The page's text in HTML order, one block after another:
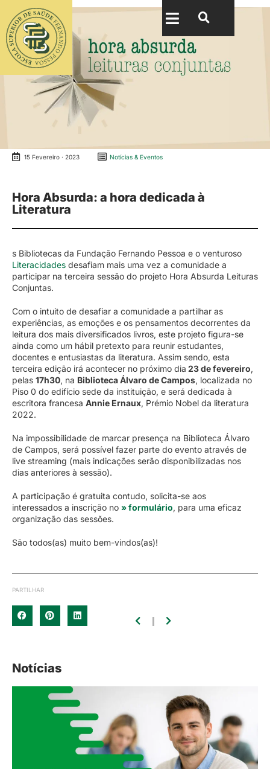
15 Fevereiro · 2023 Notícias & Eventos
Hora Absurda: a hora dedicada à
Literatura
s Bibliotecas da Fundação Fernando Pessoa e o venturoso
Literacidades desafiam mais uma vez a comunidade a
participar na terceira sessão do projeto Hora Absurda Leituras
Conjuntas.
Com o intuito de desafiar a comunidade a partilhar as
experiências, as emoções e os pensamentos decorrentes da
leitura dos mais diversificados livros, este projeto figura-se
ainda como um hábil pretexto para reunir estudantes,
docentes e entusiastas da literatura. Assim sendo, esta
terceira edição irá acontecer no próximo dia 23 de fevereiro,
pelas 17h30, na Biblioteca Álvaro de Campos, localizada no
Piso 0 do edifício sede da instituição, e será dedicada à
escritora francesa Annie Ernaux, Prémio Nobel da literatura
2022.
Na impossibilidade de marcar presença na Biblioteca Álvaro
de Campos, será possível fazer parte do evento através de
live streaming (mais indicações serão disponibilizadas nos
dias anteriores à sessão).
A participação é gratuita contudo, solicita-se aos
interessados a inscrição no » formulário, para uma eficaz
organização das sessões.
São todos(as) muito bem-vindos(as)!
PARTILHAR
Notícias